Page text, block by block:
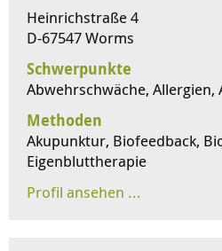
Heinrichstraße 4
D-67547 Worms
Schwerpunkte
Abwehrschwäche,
Methoden
Akupunktur, Biofeedback,
Eigenbluttherapie